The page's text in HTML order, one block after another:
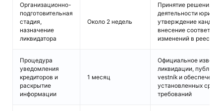
Организационно-
подготовительная
стадия,
назначение
ликвидатора
Около 2 недель
Принятие решения
деятельности
утверждение
внесение
изменений в реестр
Процедура
уведомления
кредиторов и
раскрытие
информации
1 месяц
Официальное
ликвидации,
vestník и
установленных
требований